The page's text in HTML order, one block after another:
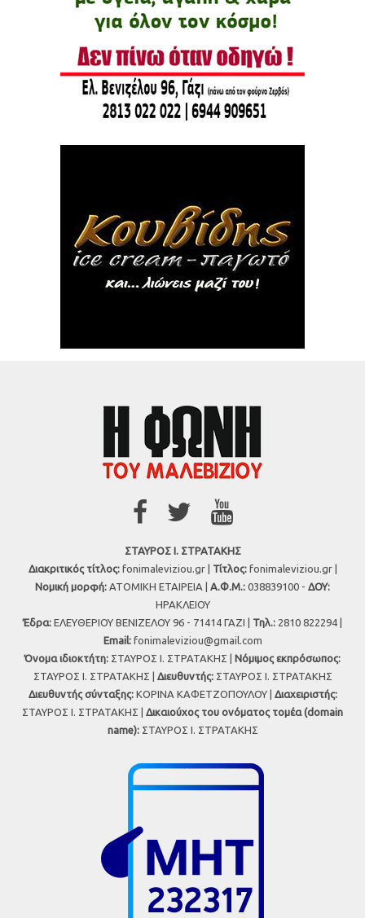
ΣΤΑΥΡΟΣ Ι. ΣΤΡΑΤΑΚΗΣ
Διακριτικός τίτλος:fonimaleviziou.gr | Τίτλος:fonimaleviziou.gr |
Νομική μορφή: ΑΤΟΜΙΚΗ ΕΤΑΙΡΕΙΑ | Α.Φ.Μ.: 038839100 - ΔΟΥ:
ΗΡΑΚΛΕΙΟΥ
Έδρα: ΕΛΕΥΘΕΡΙΟΥ ΒΕΝΙΖΕΛΟΥ 96 - 71414 ΓΑΖΙ | Τηλ.: 2810 822294 |
Εmail: fonimaleviziou@gmail.com
Όνομα ιδιοκτήτη: ΣΤΑΥΡΟΣ Ι. ΣΤΡΑΤΑΚΗΣ | Νόμιμος εκπρόσωπος:
ΣΤΑΥΡΟΣ Ι. ΣΤΡΑΤΑΚΗΣ | Διευθυντής:ΣΤΑΥΡΟΣ Ι. ΣΤΡΑΤΑΚΗΣ
Διευθυντής σύνταξης:ΚΟΡΙΝΑ ΚΑΦΕΤΖΟΠΟΥΛΟΥ | Διαχειριστής:
ΣΤΑΥΡΟΣ Ι. ΣΤΡΑΤΑΚΗΣ | Δικαιούχος του ονόματος τομέα (domain
name):ΣΤΑΥΡΟΣ Ι. ΣΤΡΑΤΑΚΗΣ